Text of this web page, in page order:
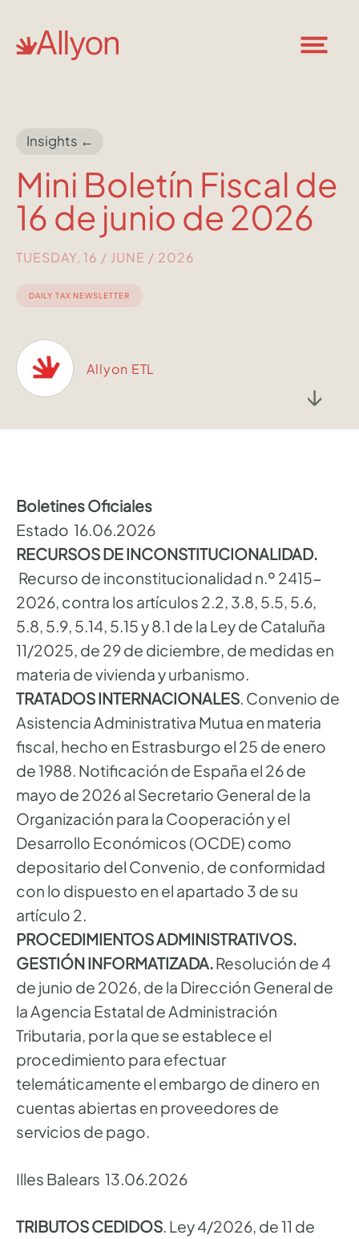
↓
Insights ←
Mini Boletín Fiscal de
16 de junio de 2026
TUESDAY, 16 / JUNE / 2026
DAILY TAX NEWSLETTER
Allyon ETL
Boletines Oficiales
Estado 16.06.2026
RECURSOS DE INCONSTITUCIONALIDAD.
Recurso de inconstitucionalidad n.º 2415-
2026, contra los artículos 2.2, 3.8, 5.5, 5.6,
5.8, 5.9, 5.14, 5.15 y 8.1 de la Ley de Cataluña
11/2025, de 29 de diciembre, de medidas en
materia de vivienda y urbanismo.
TRATADOS INTERNACIONALES. Convenio de
Asistencia Administrativa Mutua en materia
fiscal, hecho en Estrasburgo el 25 de enero
de 1988. Notificación de España el 26 de
mayo de 2026 al Secretario General de la
Organización para la Cooperación y el
Desarrollo Económicos (OCDE) como
depositario del Convenio, de conformidad
con lo dispuesto en el apartado 3 de su
artículo 2.
PROCEDIMIENTOS ADMINISTRATIVOS.
GESTIÓN INFORMATIZADA.Resolución de 4
de junio de 2026, de la Dirección General de
la Agencia Estatal de Administración
Tributaria, por la que se establece el
procedimiento para efectuar
telemáticamente el embargo de dinero en
cuentas abiertas en proveedores de
servicios de pago.
Illes Balears 13.06.2026
TRIBUTOS CEDIDOS . Ley 4/2026, de 11 de